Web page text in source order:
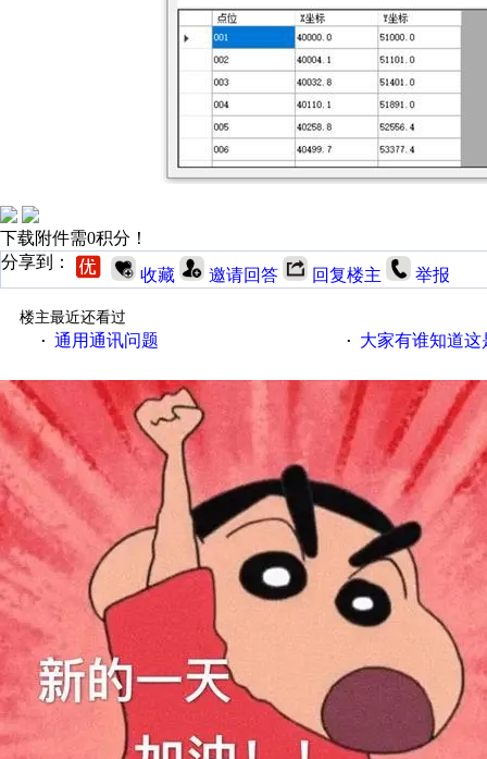
下载附件需0积分！
分享到：
收藏 邀请回答 回复楼主 举报
楼主最近还看过
· 通用通讯问题 · 大家有谁知道